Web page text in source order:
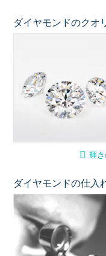
ダイヤモンドのクオ
輝
ダイヤモンドの仕入